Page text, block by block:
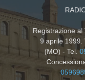
Registrazione
9 aprile 1999.
(MO) - Tel.